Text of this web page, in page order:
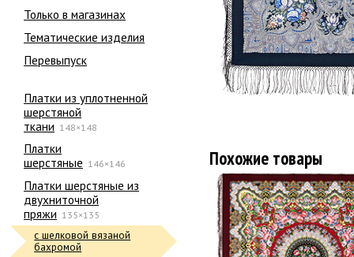
Только в магазинах
Тематические изделия
Перевыпуск
Платки из уплотненной
шерстяной
ткани 148×148
Платки
шерстяные 146×146
Платки шерстяные из
двухниточной
пряжи 135×135
с шелковой вязаной
бахромой
Похожие товары